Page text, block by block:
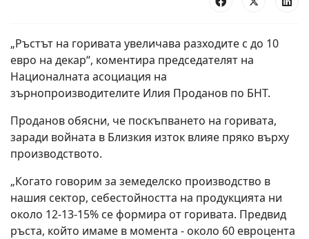
„Ръстът на горивата увеличава разходите с до 10
евро на декар“, коментира председателят на
Националната асоциация на
зърнопроизводителите Илия Проданов по БНТ.
Проданов обясни, че поскъпването на горивата,
заради войната в Близкия изток влияе пряко върху
производството.
„Когато говорим за земеделско производство в
нашия сектор, себестойността на продукцията ни
около 12-13-15% се формира от горивата. Предвид
ръста, който имаме в момента - около 60 евроцента